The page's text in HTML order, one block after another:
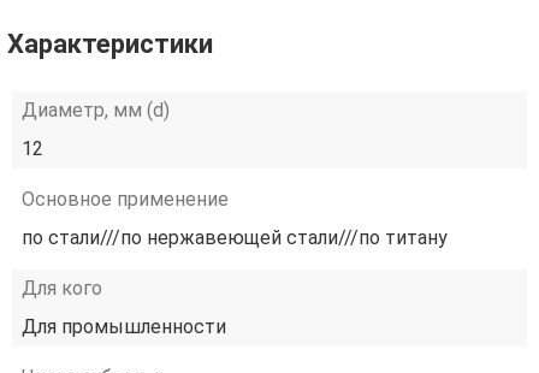
Характеристики
Диаметр, мм (d)
12
Основное применение
по стали///по нержавеющей стали///по титану
Для кого
Для промышленности